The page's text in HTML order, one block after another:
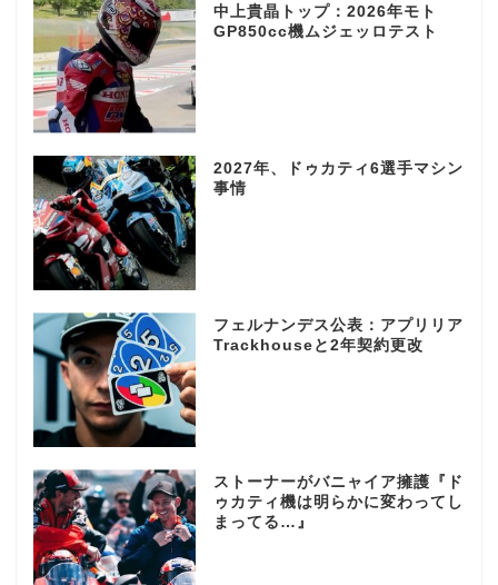
中上貴晶トップ：2026年モト
GP850cc機ムジェッロテスト
2027年、ドゥカティ6選手マシン
事情
フェルナンデス公表：アプリリア
Trackhouseと2年契約更改
ストーナーがバニャイア擁護『ド
ゥカティ機は明らかに変わってし
まってる…』